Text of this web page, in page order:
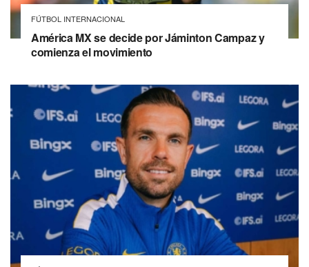
FÚTBOL INTERNACIONAL
América MX se decide por Jáminton Campaz y
comienza el movimiento